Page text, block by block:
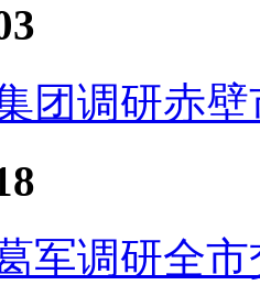
团调研赤
军调研全